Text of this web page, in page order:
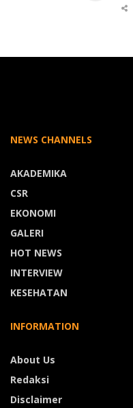
NEWS CHANNELS
AKADEMIKA
CSR
EKONOMI
GALERI
HOT NEWS
INTERVIEW
KESEHATAN
INFORMATION
About Us
Redaksi
Disclaimer